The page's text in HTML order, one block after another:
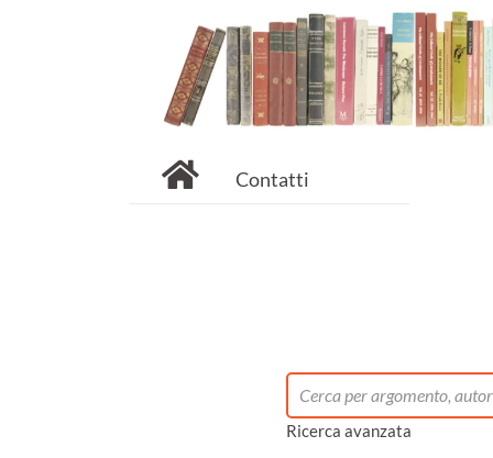
Contatti
Ricerca avanzata